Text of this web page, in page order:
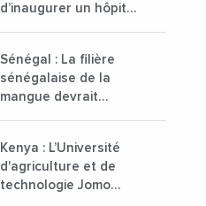
d’inaugurer un hôpital
au sud du pays
Sénégal : La filière
sénégalaise de la
mangue devrait
000 tonnes produites
Kenya : L’Université
d'agriculture et de
technologie Jomo